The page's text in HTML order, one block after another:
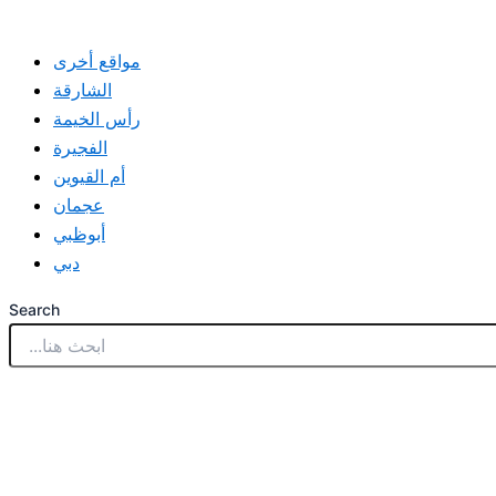
مواقع أخرى
الشارقة
رأس الخيمة
الفجيرة
أم القيوين
عجمان
أبوظبي
دبي
Search